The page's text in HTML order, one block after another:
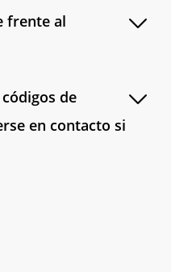
frente al
de
en contacto si